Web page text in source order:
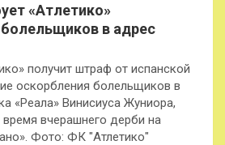
«Атлетико»
в адрес
получит штраф от испанской
оскорбления болельщиков в
«Реала» Винисиуса Жуниора,
вчерашнего дерби на
Фото: ФК "Атлетико"